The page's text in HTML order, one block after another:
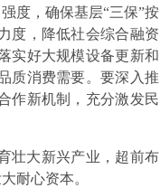
度，确保基层“三保”按
度，降低社会综合融资
实好大规模设备更新和
质消费需要。要深入推
作新机制，充分激发民
壮大新兴产业，超前布
耐心资本。